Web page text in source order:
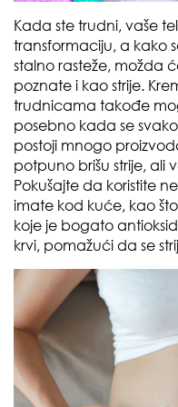
Kada ste trudni, vaše
transformaciju, a kako
stalno rasteže, možda
poznate i kao strije.
trudnicama takođe
posebno kada se
postoji mnogo
potpuno brišu strije, ali
Pokušajte da koristite
imate kod kuće, kao
koje je bogato
krvi, pomažući da se